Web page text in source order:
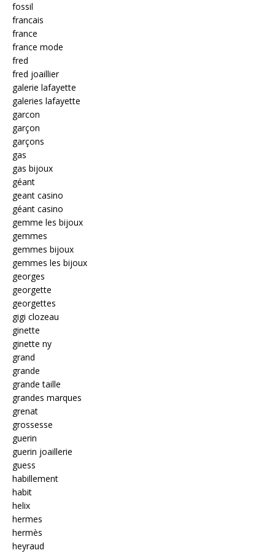
fossil
francais
france
france mode
fred
fred joaillier
galerie lafayette
galeries lafayette
garcon
garçon
garçons
gas
gas bijoux
géant
geant casino
géant casino
gemme les bijoux
gemmes
gemmes bijoux
gemmes les bijoux
georges
georgette
georgettes
gigi clozeau
ginette
ginette ny
grand
grande
grande taille
grandes marques
grenat
grossesse
guerin
guerin joaillerie
guess
habillement
habit
helix
hermes
hermès
heyraud